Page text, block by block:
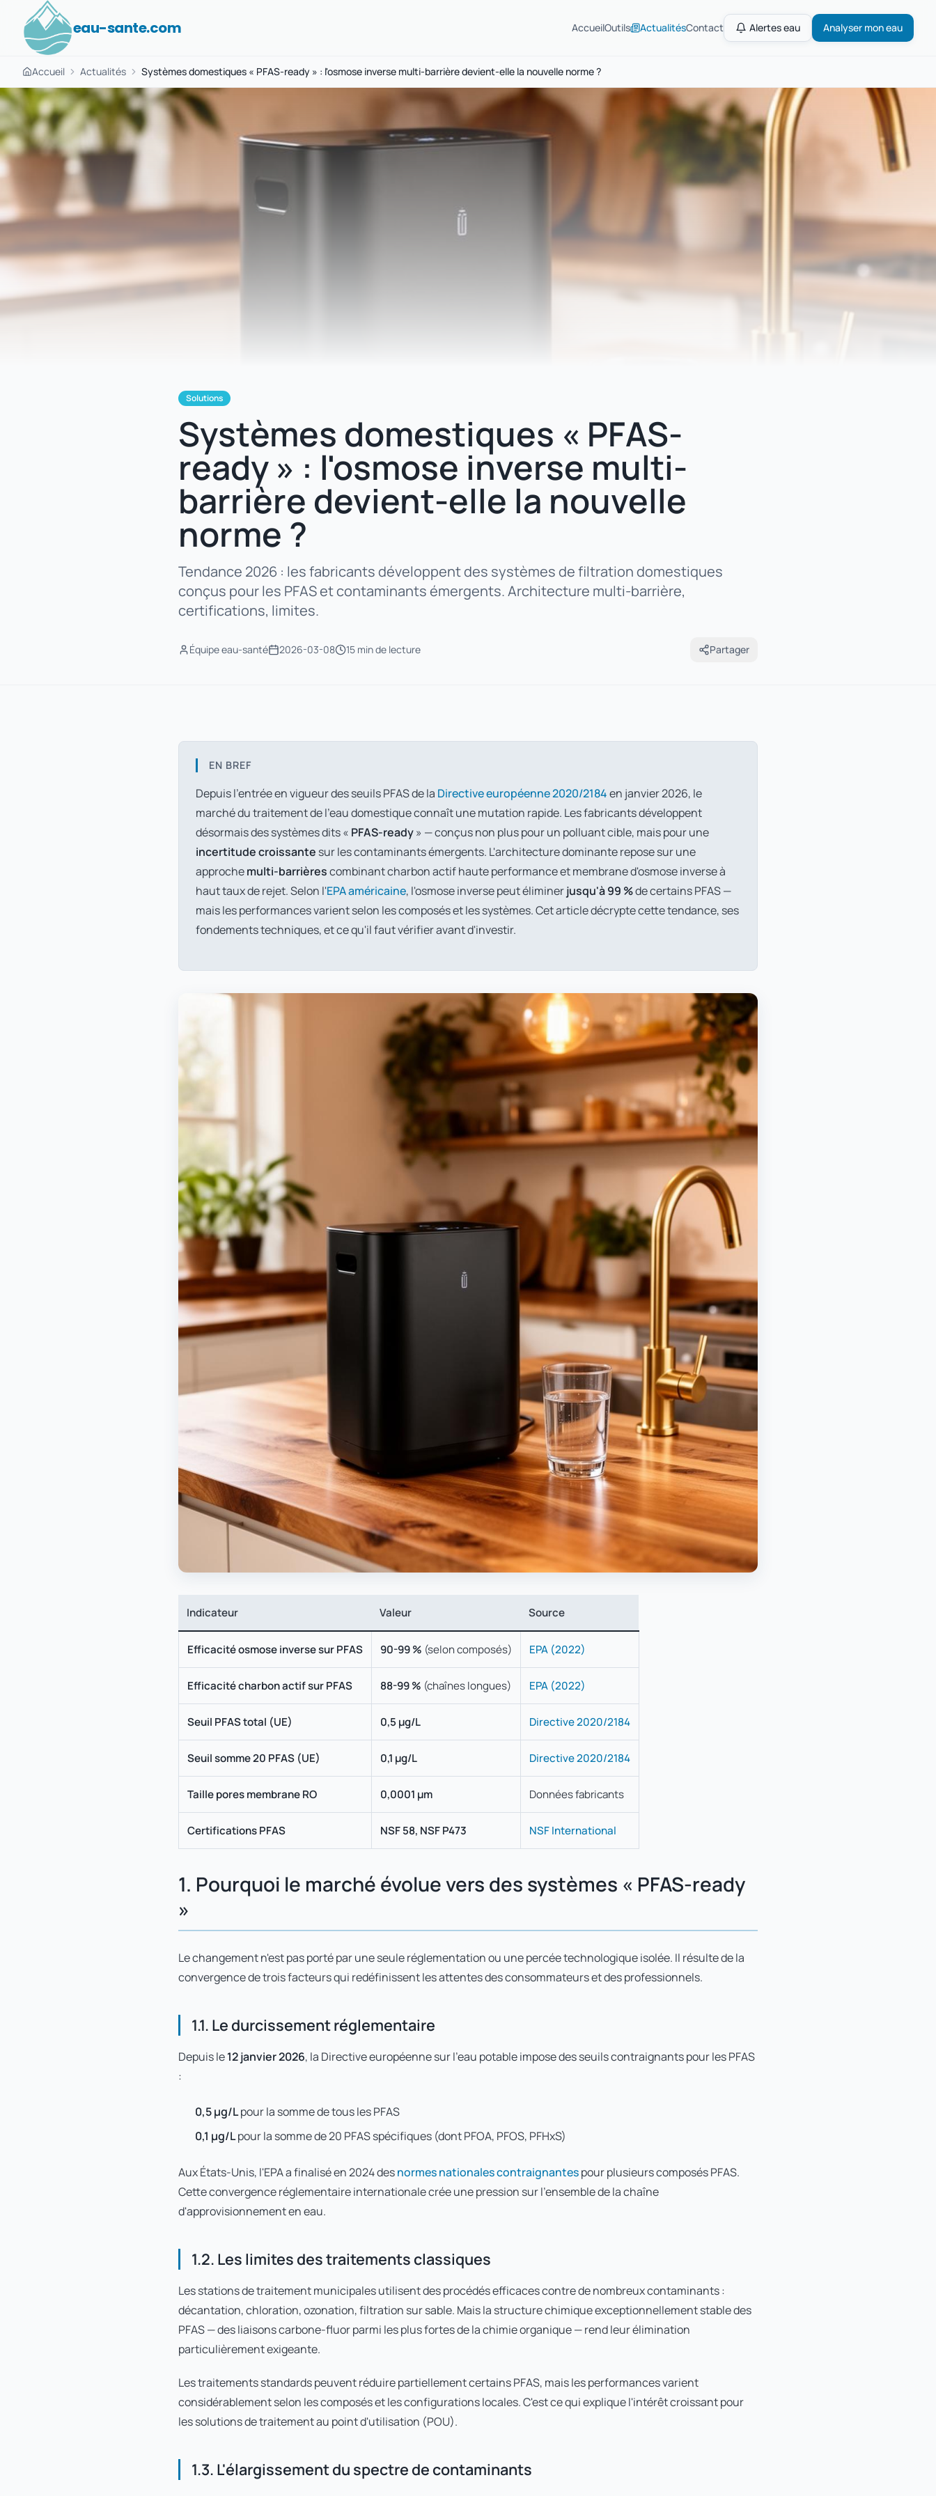
eau-sante.com AccueilOutils ActualitésContact Alertes eau Analyser mon eau
Accueil Actualités Systèmes domestiques « PFAS-ready » : l'osmose inverse multi-barrière devient-elle la nouvelle norme ?
Solutions
Systèmes domestiques « PFAS-
ready » : l'osmose inverse multi-
barrière devient-elle la nouvelle
norme ?
Tendance 2026 : les fabricants développent des systèmes de filtration domestiques
conçus pour les PFAS et contaminants émergents. Architecture multi-barrière,
certifications, limites.
Équipe eau-santé 2026-03-08 15 minde lecture Partager
EN BREF
Depuis l'entrée en vigueur des seuils PFAS de la Directive européenne 2020/2184en janvier 2026, le
marché du traitement de l'eau domestique connaît une mutation rapide. Les fabricants développent
désormais des systèmes dits « PFAS-ready» — conçus non plus pour un polluant cible, mais pour une
incertitude croissante sur les contaminants émergents. L'architecture dominante repose sur une
approchemulti-barrièrescombinant charbon actif haute performance et membrane d'osmose inverse à
haut taux de rejet. Selon l'EPA américaine, l'osmose inverse peut éliminerjusqu'à 99 %de certains PFAS —
mais les performances varient selon les composés et les systèmes. Cet article décrypte cette tendance, ses
fondements techniques, et ce qu'il faut vérifier avant d'investir.
Indicateur Valeur Source
Efficacité osmose inverse sur PFAS 90-99 % (selon composés) EPA (2022)
Efficacité charbon actif sur PFAS 88-99 % (chaînes longues) EPA (2022)
Seuil PFAS total (UE) 0,5 µg/L Directive 2020/2184
Seuil somme 20 PFAS (UE) 0,1 µg/L Directive 2020/2184
Taille pores membrane RO 0,0001 µm Données fabricants
Certifications PFAS NSF 58, NSF P473 NSF International
1. Pourquoi le marché évolue vers des systèmes « PFAS-ready
»
Le changement n'est pas porté par une seule réglementation ou une percée technologique isolée. Il résulte de la
convergence de trois facteurs qui redéfinissent les attentes des consommateurs et des professionnels.
1.1. Le durcissement réglementaire
Depuis le12 janvier 2026, la Directive européenne sur l'eau potable impose des seuils contraignants pour les PFAS
:
0,5 µg/Lpour la somme de tous les PFAS
0,1 µg/Lpour la somme de 20 PFAS spécifiques (dont PFOA, PFOS, PFHxS)
Aux États-Unis, l'EPA a finalisé en 2024 desnormes nationales contraignantespour plusieurs composés PFAS.
Cette convergence réglementaire internationale crée une pression sur l'ensemble de la chaîne
d'approvisionnement en eau.
1.2. Les limites des traitements classiques
Les stations de traitement municipales utilisent des procédés efficaces contre de nombreux contaminants :
décantation, chloration, ozonation, filtration sur sable. Mais la structure chimique exceptionnellement stable des
PFAS — des liaisons carbone-fluor parmi les plus fortes de la chimie organique — rend leur élimination
particulièrement exigeante.
Les traitements standards peuvent réduire partiellement certains PFAS, mais les performances varient
considérablement selon les composés et les configurations locales. C'est ce qui explique l'intérêt croissant pour
les solutions de traitement au point d'utilisation (POU).
1.3. L'élargissement du spectre de contaminants